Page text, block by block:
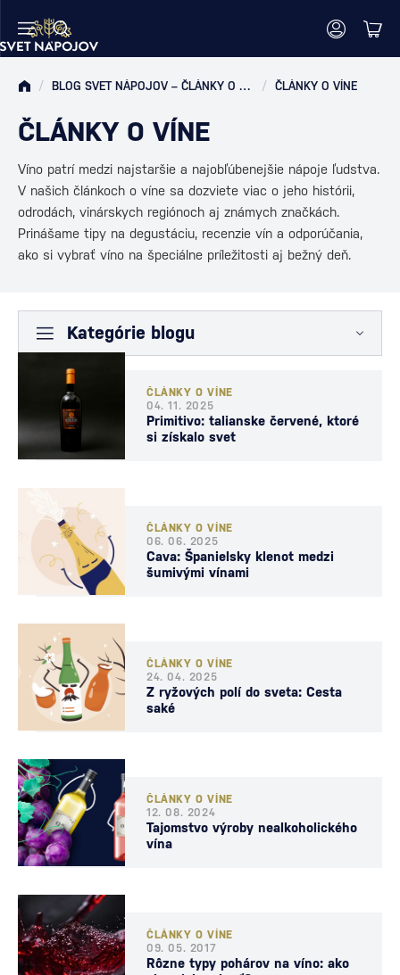
/ BLOG SVET NÁPOJOV – ČLÁNKY O RUME, WHISKY, VÍNE A MIEŠANÝCH DRINKOCH / ČLÁNKY O VÍNE
ČLÁNKY O VÍNE
Víno patrí medzi najstaršie a najobľúbenejšie nápoje ľudstva.
V našich článkoch o víne sa dozviete viac o jeho histórii,
odrodách, vinárskych regiónoch aj známych značkách.
Prinášame tipy na degustáciu, recenzie vín a odporúčania,
ako si vybrať víno na špeciálne príležitosti aj bežný deň.
Kategórie blogu
ČLÁNKY O VÍNE
04. 11. 2025
Primitivo: talianske červené, ktoré
si získalo svet
ČLÁNKY O VÍNE
06. 06. 2025
Cava: Španielsky klenot medzi
šumivými vínami
ČLÁNKY O VÍNE
24. 04. 2025
Z ryžových polí do sveta: Cesta
saké
ČLÁNKY O VÍNE
12. 08. 2024
Tajomstvo výroby nealkoholického
vína
ČLÁNKY O VÍNE
09. 05. 2017
Rôzne typy pohárov na víno: ako